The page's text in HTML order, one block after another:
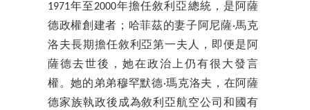
1971年至2000年擔任敘利亞總統，是阿薩
德政權創建者；哈菲茲的妻子阿尼薩·馬克
洛夫長期擔任敘利亞第一夫人，即便是阿
薩德去世後，她在政治上仍有很大發言
權。她的弟弟穆罕默德·瑪克洛夫，在阿薩
德家族執政後成為敘利亞航空公司和國有